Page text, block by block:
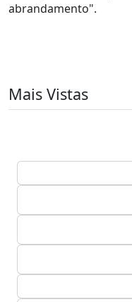
abrandamento".
Mais Vistas